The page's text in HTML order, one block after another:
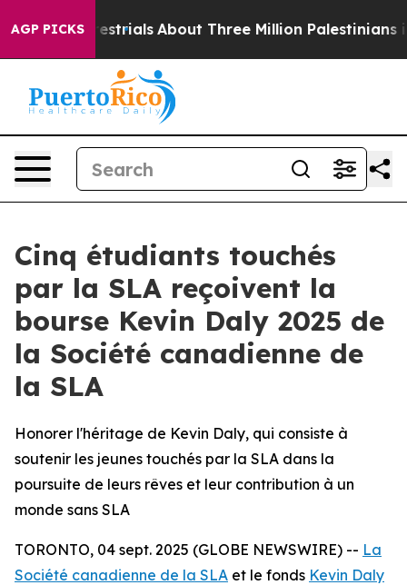
AGP PICKSAbout Three Million Palestinians in the
Cinq étudiants touchés
par la SLA reçoivent la
bourse Kevin Daly 2025 de
la Société canadienne de
la SLA
Honorer l'héritage de Kevin Daly, qui consiste à
soutenir les jeunes touchés par la SLA dans la
poursuite de leurs rêves et leur contribution à un
monde sans SLA
TORONTO, 04 sept. 2025 (GLOBE NEWSWIRE) -- La
Société canadienne de la SLA et le fonds Kevin Daly